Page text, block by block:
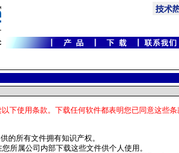
下使用条款。下载任何软件都表明您已同意这些条
的所有文件拥有知识产权。
所属公司内部下载这些文件供个人使用。